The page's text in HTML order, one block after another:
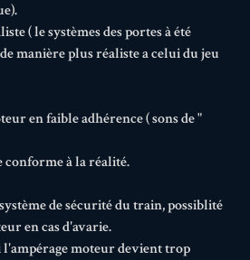
( le systèmes des portes à été
manière plus réaliste a celui du jeu
en faible adhérence ( sons de "
conforme à la réalité.
de sécurité du train, possiblité
en cas d'avarie.
l'ampérage moteur devient trop